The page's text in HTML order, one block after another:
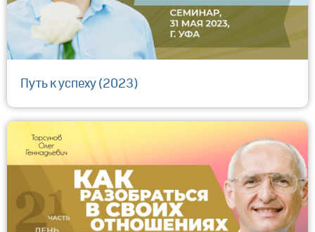
Путь к успеху (2023)